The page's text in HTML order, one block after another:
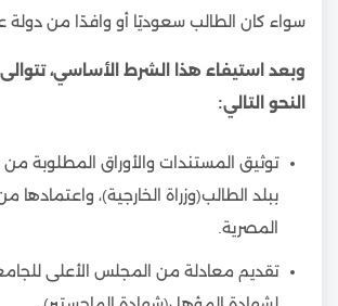
سواء كان الطالب سعوديًا أو وافدًا من دولة
وبعد استيفاء هذا الشرط الأساسي،
النحو التالي:
توثيق المستندات والأوراق المطلوبة من
ببلد الطالب(وزراة الخارجية)، واعتمادها
المصرية.
تقديم معادلة من المجلس الأعلى